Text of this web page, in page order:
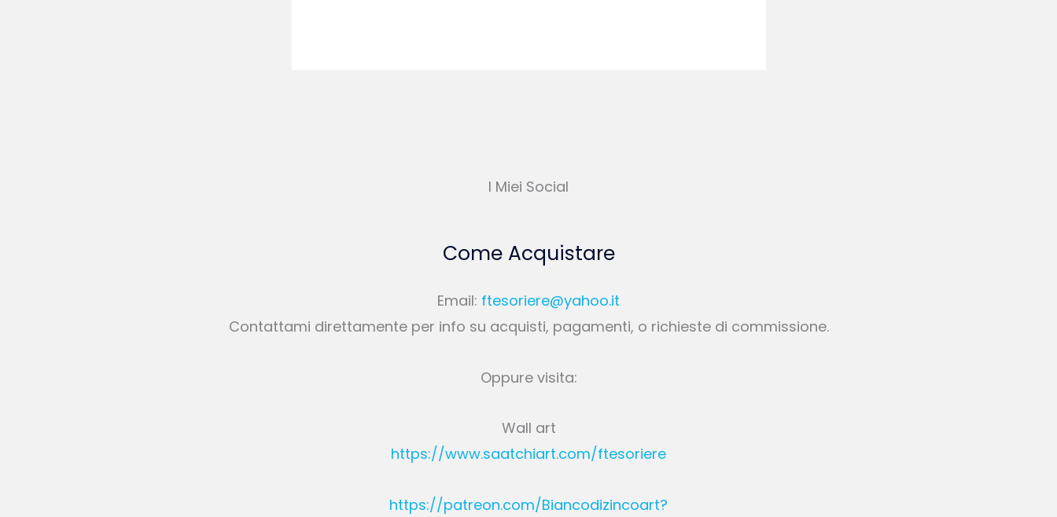
I Miei Social
Come Acquistare
Email: ftesoriere@yahoo.it
Contattami direttamente per info su acquisti, pagamenti, o richieste di commissione.
Oppure visita:
Wall art
https://www.saatchiart.com/ftesoriere
https://patreon.com/Biancodizincoart?